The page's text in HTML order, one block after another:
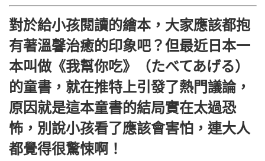
對於給小孩閱讀的繪本，大家應該都抱
有著溫馨治癒的印象吧？但最近日本一
本叫做《我幫你吃》（たべてあげる）
的童書，就在推特上引發了熱門議論，
原因就是這本童書的結局實在太過恐
怖，別說小孩看了應該會害怕，連大人
都覺得很驚悚啊！